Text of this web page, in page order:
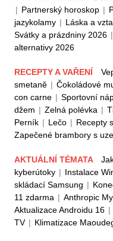
| Partnerský horoskop |
jazykolamy | Láska a
Svátky a prázdniny 2026 |
alternativy 2026
RECEPTY A VAŘENÍ
smetaně | Čokoládové
con carne | Sportovní
džem | Zelná polévka |
Perník | Lečo | Recepty
Zapečené brambory s
AKTUÁLNÍ TÉMATA
kyberútoky | Instalace
skládací Samsung |
11 zdarma | Anthropic
Aktualizace Androidu 16 |
TV | Klimatizace